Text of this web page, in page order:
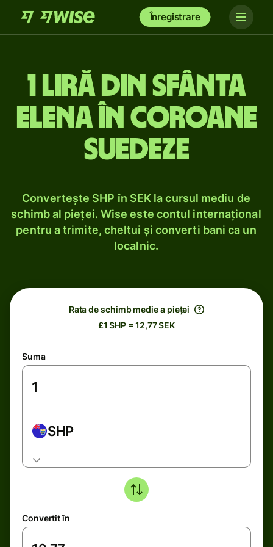
Înregistrare
1 liră din Sfânta
Elena în coroane
suedeze
Convertește SHP în SEK la cursul mediu de
schimb al pieței. Wise este contul internațional
pentru a trimite, cheltui și converti bani ca un
localnic.
Rata de schimb medie a pieței
£1 SHP = 12,77 SEK
Suma
SHP
Convertit în